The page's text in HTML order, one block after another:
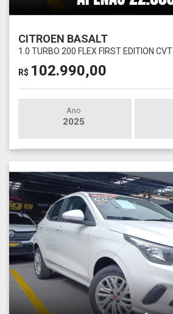
CITROEN BASALT
1.0 TURBO 200 FLEX FIRST EDITION CVT
R$ 102.990,00
Ano
2025